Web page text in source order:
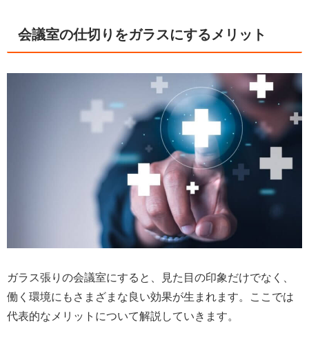
会議室の仕切りをガラスにするメリット
ガラス張りの会議室にすると、見た目の印象だけでなく、
働く環境にもさまざまな良い効果が生まれます。ここでは
代表的なメリットについて解説していきます。